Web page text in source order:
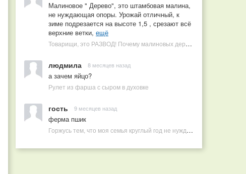
Малиновое " Дерево", это штамбовая малина,
не нуждающая опоры. Урожай отличный, к
зиме подрезается на высоте 1,5 , срезают всё
верхние ветки, ещё
Товарищи, это РАЗВОД! Почему малиновых деревьев не бывает, или Как ушлые продавцы наживаются на мечтах садоводов
людмила 8 месяцев назад
а зачем яйцо?
Рулет из фарша с сыром в духовке
гость 9 месяцев назад
ферма пшик
Горжусь тем, что моя семья круглый год не нуждается в покупных витаминах